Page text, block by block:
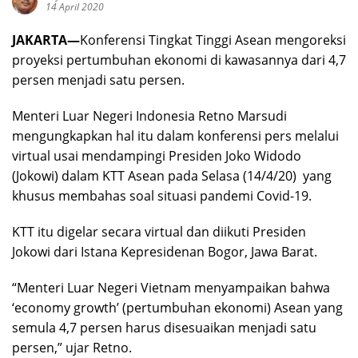
14 April 2020
JAKARTA—Konferensi Tingkat Tinggi Asean mengoreksi
proyeksi pertumbuhan ekonomi di kawasannya dari 4,7
persen menjadi satu persen.
Menteri Luar Negeri Indonesia Retno Marsudi
mengungkapkan hal itu dalam konferensi pers melalui
virtual usai mendampingi Presiden Joko Widodo
(Jokowi) dalam KTT Asean pada Selasa (14/4/20) yang
khusus membahas soal situasi pandemi Covid-19.
KTT itu digelar secara virtual dan diikuti Presiden
Jokowi dari Istana Kepresidenan Bogor, Jawa Barat.
“Menteri Luar Negeri Vietnam menyampaikan bahwa
‘economy growth’ (pertumbuhan ekonomi) Asean yang
semula 4,7 persen harus disesuaikan menjadi satu
persen,” ujar Retno.